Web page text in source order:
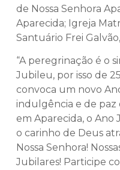
de Nossa Senhora
Aparecida; Igreja
Santuário Frei
“A peregrinação é o
Jubileu, por isso de
convoca um novo
indulgência e de paz
em Aparecida, o Ano
o carinho de Deus
Nossa Senhora!
Jubilares! Participe